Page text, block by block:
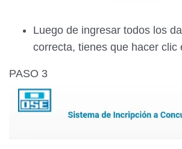
Luego de ingresar todos los
correcta, tienes que hacer clic
PASO 3